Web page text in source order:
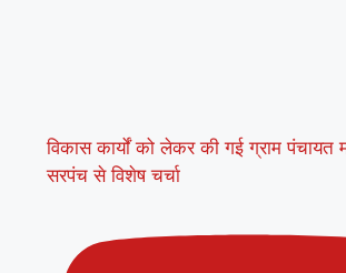
विकास कार्यों को लेकर की गई ग्राम पंचायत
सरपंच से विशेष चर्चा